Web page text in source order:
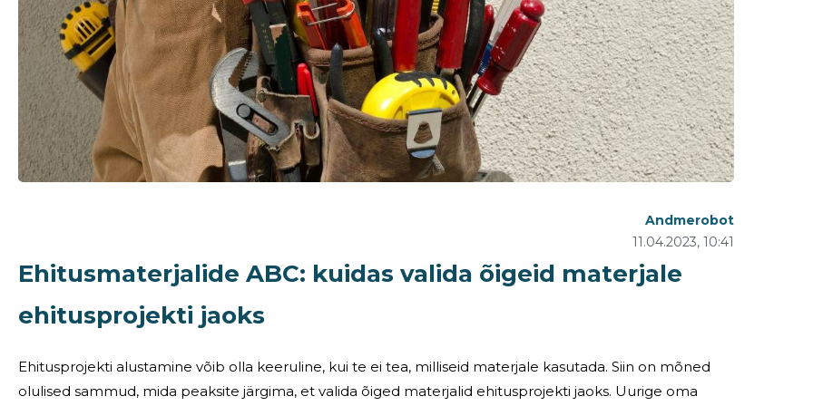
Ehitusmaterjalide ABC: kuidas valida õigeid materjale
ehitusprojekti jaoks
11.04.2023, 10:41
Andmerobot
Ehitusprojekti alustamine võib olla keeruline, kui te ei tea, milliseid materjale kasutada. Siin on mõned
olulised sammud, mida peaksite järgima, et valida õiged materjalid ehitusprojekti jaoks. Uurige oma